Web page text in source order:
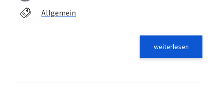
Allgemein
weiterlesen